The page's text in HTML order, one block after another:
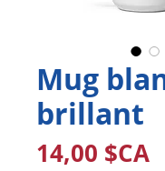
Mug
brillant
14,00 $CA